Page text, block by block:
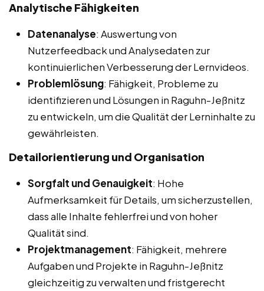
Analytische Fähigkeiten
Datenanalyse: Auswertung von
Nutzerfeedback und Analysedaten zur
kontinuierlichen Verbesserung der Lernvideos.
Problemlösung: Fähigkeit, Probleme zu
identifizieren und Lösungen in Raguhn-Jeßnitz
zu entwickeln, um die Qualität der Lerninhalte zu
gewährleisten.
Detailorientierung und Organisation
Sorgfalt und Genauigkeit: Hohe
Aufmerksamkeit für Details, um sicherzustellen,
dass alle Inhalte fehlerfrei und von hoher
Qualität sind.
Projektmanagement: Fähigkeit, mehrere
Aufgaben und Projekte in Raguhn-Jeßnitz
gleichzeitig zu verwalten und fristgerecht